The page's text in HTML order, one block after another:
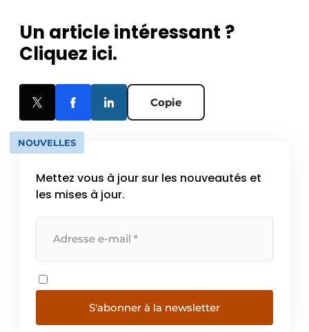
Un article intéressant ?
Cliquez ici.
Copie
NOUVELLES
Mettez vous à jour sur les nouveautés et
les mises à jour.
S'abonner à la newsletter